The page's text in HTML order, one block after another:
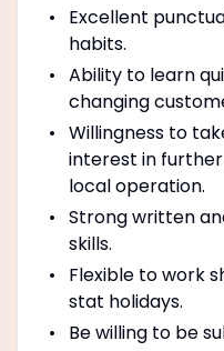
Excellent
habits.
Ability to learn
changing
Willingness to
interest in
local operation.
Strong written
skills.
Flexible to work
stat holidays.
Be willing to be